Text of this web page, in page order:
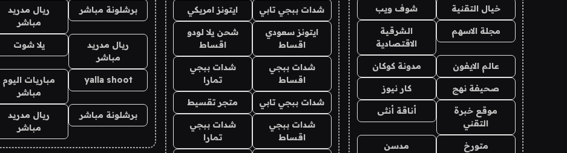
خيال التقنية شوف ويب
مجلة الاسهم
الشرقية
الاقتصادية
عالم الايفون مدونة كوكان
صحيفة نهج كار نيوز
موقع خبرة
التقني
أناقة أنثى
متورخ مدسن
شدات ببجي تابي ايتونز امريكي
ايتونز سعودي
اقساط
شحن يلا لودو
اقساط
شدات ببجي
اقساط
شدات ببجي
تمارا
شدات ببجي تابي متجر تقسيط
شدات ببجي
اقساط
شدات ببجي
تمارا
برشلونة مباشر
ريال مدريد
مباشر
ريال مدريد
مباشر
يلا شوت
yalla shoot
مباريات اليوم
مباشر
برشلونة مباشر
ريال مدريد
مباشر